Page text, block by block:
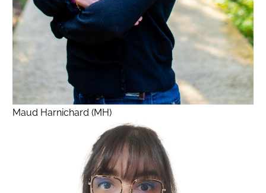
Maud Harnichard (MH)